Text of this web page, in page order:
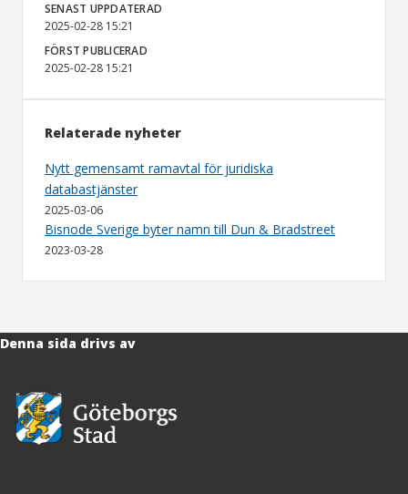
SENAST UPPDATERAD
2025-02-28 15:21
FÖRST PUBLICERAD
2025-02-28 15:21
Relaterade nyheter
Nytt gemensamt ramavtal för juridiska
databastjänster
2025-03-06
Bisnode Sverige byter namn till Dun & Bradstreet
2023-03-28
Denna sida drivs av